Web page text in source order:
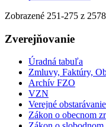
Zobrazené 251-275 z 2578
Zverejňovanie
Úradná tabuľa
Zmluvy, Faktúry,
Archív FZO
VZN
Verejné obstarávanie
Zákon o obecnom